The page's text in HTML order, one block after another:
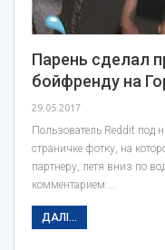
Парень сделал
бойфренду на
29.05.2017
Пользователь Reddit под
страничке фотку, на
партнеру, летя вниз по
комментарием:…
ДАЛІ...